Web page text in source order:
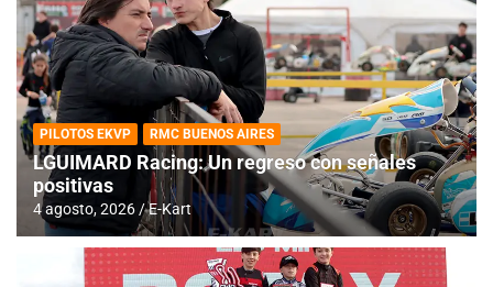
PILOTOS EKVP RMC BUENOS AIRES
LGUIMARD Racing: Un regreso con señales
positivas
4 agosto, 2026 E-Kart